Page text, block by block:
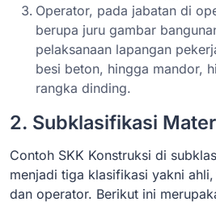
Operator, pada jabatan di
berupa juru gambar
pelaksanaan lapangan
besi beton, hingga mandor,
rangka dinding.
2. Subklasifikasi
Contoh SKK Konstruksi di
menjadi tiga klasifikasi yakni
dan operator. Berikut ini